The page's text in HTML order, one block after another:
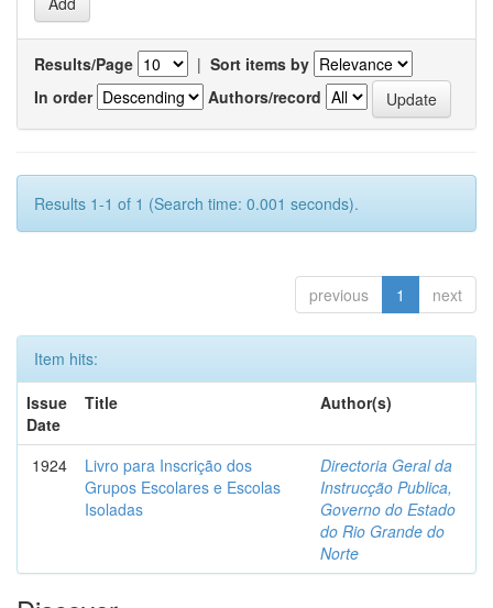
Results/Page | Sort items by
In order
Authors/record
Results 1-1 of 1 (Search time: 0.001 seconds).
previous 1 next
Item hits:
Issue
Date
Title Author(s)
1924
Livro para Inscrição dos
Grupos Escolares e Escolas
Isoladas
Directoria Geral da
Instrucção Publica,
Governo do Estado
do Rio Grande do
Norte